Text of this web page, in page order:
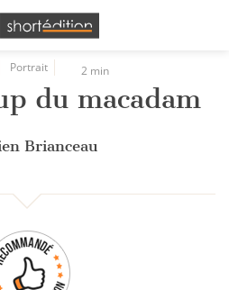
Portrait 2 min
du macadam
Brianceau